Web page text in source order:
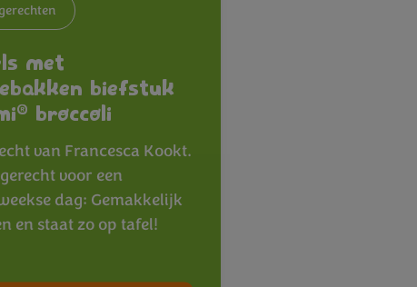
met
biefstuk
® broccoli
van Francesca Kookt.
voor een
dag: Gemakkelijk
en staat zo op tafel!